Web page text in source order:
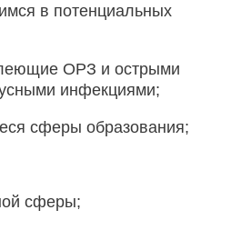
в потенциальных
ОРЗ и острыми
инфекциями;
сферы образования;
сферы;